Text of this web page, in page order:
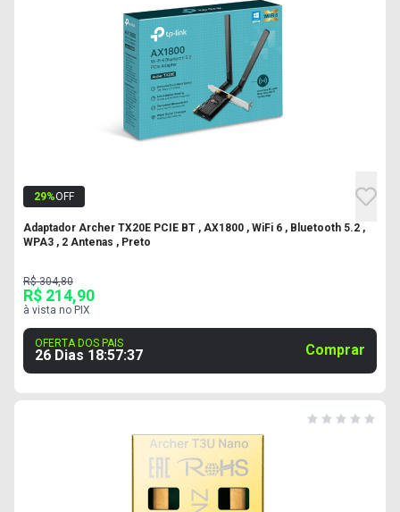
29%OFF
Adaptador Archer TX20E PCIE BT , AX1800 , WiFi 6 , Bluetooth 5.2 ,
WPA3 , 2 Antenas , Preto
R$ 304,80
R$ 214,90
à vista no PIX
OFERTA DOS PAIS
26 Dias 18:57:37 Comprar